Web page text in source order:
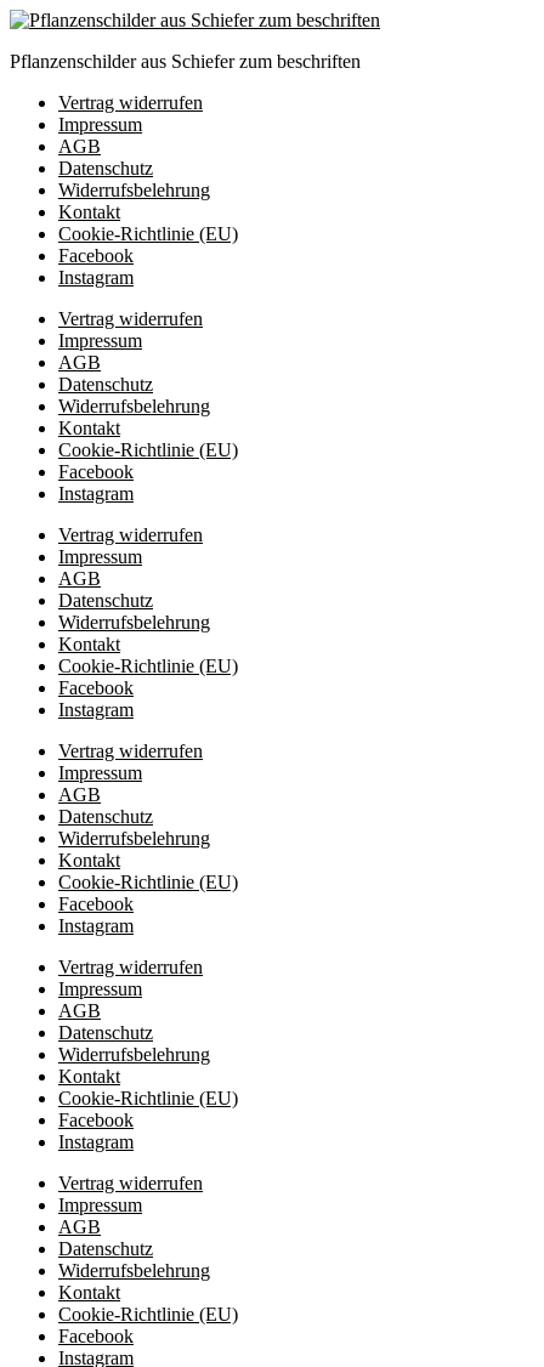
Pflanzenschilder aus Schiefer zum beschriften
Vertrag widerrufen
Impressum
AGB
Datenschutz
Widerrufsbelehrung
Kontakt
Cookie-Richtlinie (EU)
Facebook
Instagram
Vertrag widerrufen
Impressum
AGB
Datenschutz
Widerrufsbelehrung
Kontakt
Cookie-Richtlinie (EU)
Facebook
Instagram
Vertrag widerrufen
Impressum
AGB
Datenschutz
Widerrufsbelehrung
Kontakt
Cookie-Richtlinie (EU)
Facebook
Instagram
Vertrag widerrufen
Impressum
AGB
Datenschutz
Widerrufsbelehrung
Kontakt
Cookie-Richtlinie (EU)
Facebook
Instagram
Vertrag widerrufen
Impressum
AGB
Datenschutz
Widerrufsbelehrung
Kontakt
Cookie-Richtlinie (EU)
Facebook
Instagram
Vertrag widerrufen
Impressum
AGB
Datenschutz
Widerrufsbelehrung
Kontakt
Cookie-Richtlinie (EU)
Facebook
Instagram